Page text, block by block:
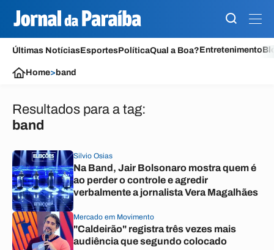
Últimas NotíciasEsportesPolíticaQual a Boa?Entretenimento
Home> band
Resultados para a tag:
band
Silvio Osias
Na Band, Jair Bolsonaro mostra quem é
ao perder o controle e agredir
verbalmente a jornalista Vera Magalhães
Mercado em Movimento
"Caldeirão" registra três vezes mais
audiência que segundo colocado